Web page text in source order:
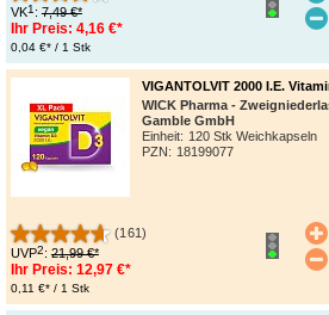
VK1: 7,49 €*
Ihr Preis: 4,16 €*
0,04 €* / 1 Stk
VIGANTOLVIT 2000 I.E.
WICK Pharma -
Gamble GmbH
Einheit: 120 Stk Weichkapseln
PZN: 18199077
(161)
UVP2: 21,99 €*
Ihr Preis: 12,97 €*
0,11 €* / 1 Stk